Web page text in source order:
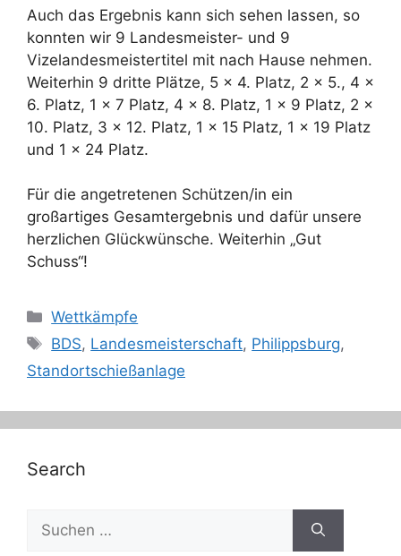
Auch das Ergebnis kann sich sehen lassen, so
konnten wir 9 Landesmeister- und 9
Vizelandesmeistertitel mit nach Hause nehmen.
Weiterhin 9 dritte Plätze, 5 x 4. Platz, 2 x 5., 4 x
6. Platz, 1 x 7 Platz, 4 x 8. Platz, 1 x 9 Platz, 2 x
10. Platz, 3 x 12. Platz, 1 x 15 Platz, 1 x 19 Platz
und 1 x 24 Platz.
Für die angetretenen Schützen/in ein
großartiges Gesamtergebnis und dafür unsere
herzlichen Glückwünsche. Weiterhin „Gut
Schuss“!
Kategorien
Wettkämpfe
Schlagwörter
BDS, Landesmeisterschaft, Philippsburg,
Standortschießanlage
Search
Suche
nach: